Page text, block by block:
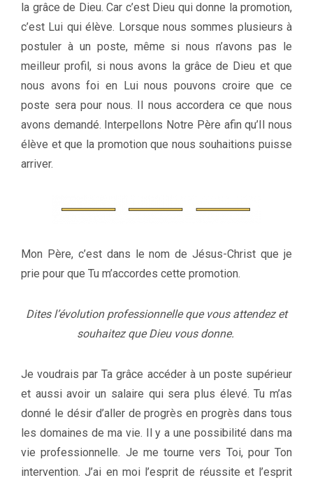
la grâce de Dieu. Car c’est Dieu qui donne la promotion,
c’est Lui qui élève. Lorsque nous sommes plusieurs à
postuler à un poste, même si nous n’avons pas le
meilleur profil, si nous avons la grâce de Dieu et que
nous avons foi en Lui nous pouvons croire que ce
poste sera pour nous. Il nous accordera ce que nous
avons demandé. Interpellons Notre Père afin qu’Il nous
élève et que la promotion que nous souhaitions puisse
arriver.
Mon Père, c’est dans le nom de Jésus-Christ que je
prie pour que Tu m’accordes cette promotion.
Dites l’évolution professionnelle que vous attendez et
souhaitez que Dieu vous donne.
Je voudrais par Ta grâce accéder à un poste supérieur
et aussi avoir un salaire qui sera plus élevé. Tu m’as
donné le désir d’aller de progrès en progrès dans tous
les domaines de ma vie. Il y a une possibilité dans ma
vie professionnelle. Je me tourne vers Toi, pour Ton
intervention. J’ai en moi l’esprit de réussite et l’esprit